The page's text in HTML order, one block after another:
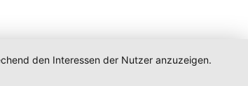
den Interessen der Nutzer anzuzeigen.